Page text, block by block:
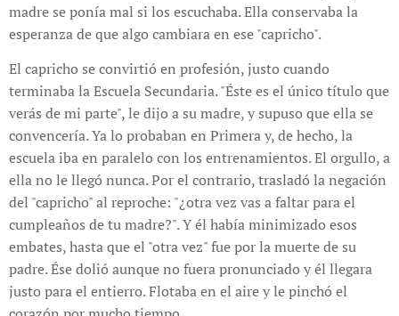
madre se ponía mal si los escuchaba. Ella conservaba la
esperanza de que algo cambiara en ese "capricho".
El capricho se convirtió en profesión, justo cuando
terminaba la Escuela Secundaria. "Éste es el único título que
verás de mi parte", le dijo a su madre, y supuso que ella se
convencería. Ya lo probaban en Primera y, de hecho, la
escuela iba en paralelo con los entrenamientos. El orgullo, a
ella no le llegó nunca. Por el contrario, trasladó la negación
del "capricho" al reproche: "¿otra vez vas a faltar para el
cumpleaños de tu madre?". Y él había minimizado esos
embates, hasta que el "otra vez" fue por la muerte de su
padre. Ése dolió aunque no fuera pronunciado y él llegara
justo para el entierro. Flotaba en el aire y le pinchó el